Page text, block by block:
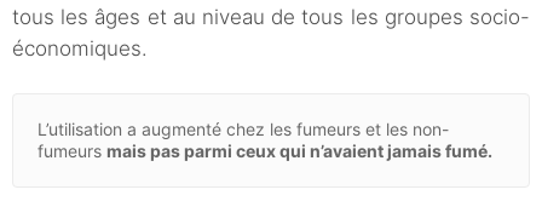
tous les âges et au niveau de tous les groupes socio-
économiques.
L’utilisation a augmenté chez les fumeurs et les non-
fumeurs mais pas parmi ceux qui n’avaient jamais fumé.